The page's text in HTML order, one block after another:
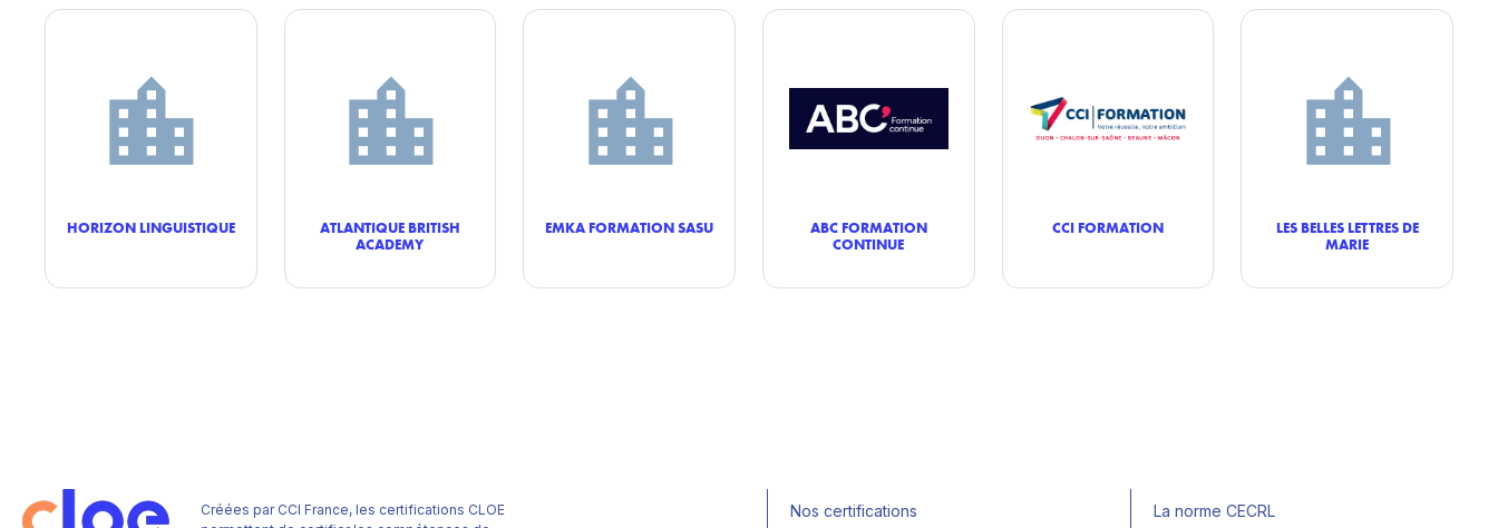
HORIZON LINGUISTIQUE
ATLANTIQUE BRITISH
ACADEMY
EMKA FORMATION SASU
ABC FORMATION
CONTINUE
CCI FORMATION
LES BELLES LETTRES DE
MARIE
Créées par CCI France, les certifications CLOE
Nos certifications La norme CECRL